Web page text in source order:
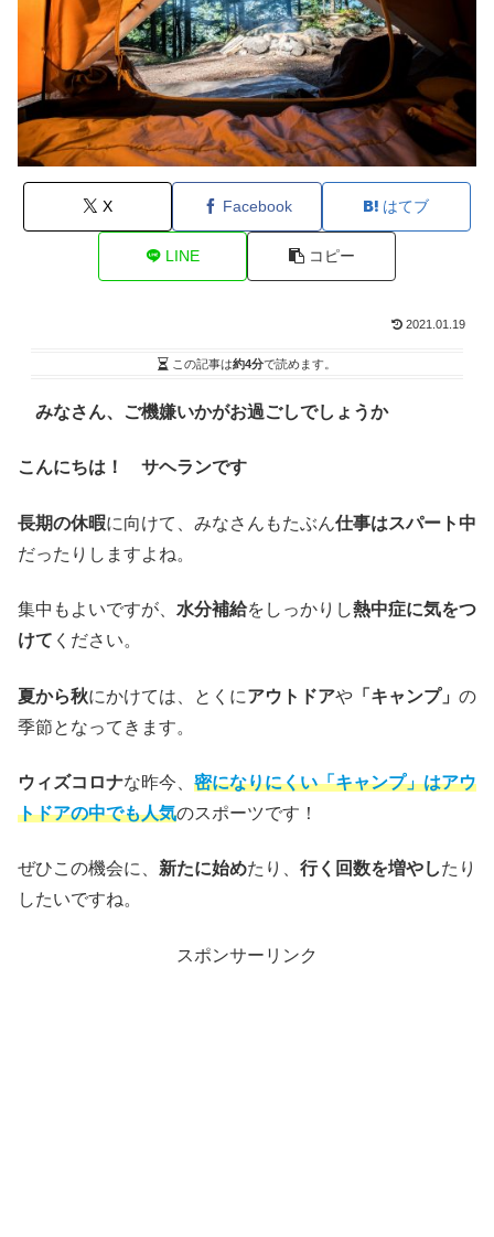
X Facebook はてブ
LINE コピー
2021.01.19
この記事は約4分で読めます。
みなさん、ご機嫌いかがお過ごしでしょうか
こんにちは！ サヘランです
長期の休暇に向けて、みなさんもたぶん仕事はスパート中
だったりしますよね。
集中もよいですが、 水分補給をしっかりし熱中症に気をつ
けて ください。
夏から秋にかけては、とくにアウトドアや 「キャンプ」 の
季節となってきます。
ウィズコロナな昨今、 密になりにくい「キャンプ」はアウ
トドアの中でも人気のスポーツです！
ぜひこの機会に、 新たに始めたり、 行く回数を増やしたり
したいですね。
スポンサーリンク